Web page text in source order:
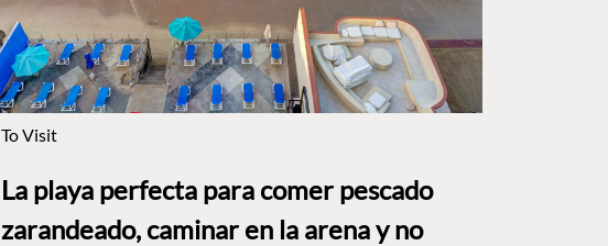
To Visit
La playa perfecta para comer pescado
zarandeado, caminar en la arena y no